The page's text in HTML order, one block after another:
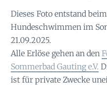
Dieses Foto entstand
Hundeschwimmen im
21.09.2025.
Alle Erlöse gehen an den
Sommerbad Gauting e.V.
ist für private Zwecke